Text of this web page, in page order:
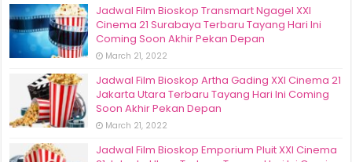
Jadwal Film Bioskop Transmart Ngagel XXI
Cinema 21 Surabaya Terbaru Tayang Hari Ini
Coming Soon Akhir Pekan Depan
March 21, 2022
Jadwal Film Bioskop Artha Gading XXI Cinema 21
Jakarta Utara Terbaru Tayang Hari Ini Coming
Soon Akhir Pekan Depan
March 21, 2022
Jadwal Film Bioskop Emporium Pluit XXI Cinema